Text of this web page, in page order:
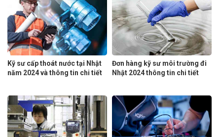
Kỹ sư cấp thoát nước tại Nhật
năm 2024 và thông tin chi tiết
Đơn hàng kỹ sư môi trường đi
Nhật 2024 thông tin chi tiết